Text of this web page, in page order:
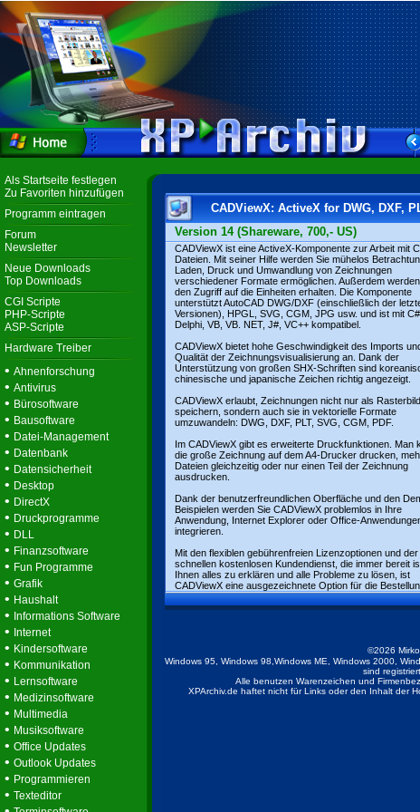
Als Startseite festlegen
Zu Favoriten hinzufügen
Programm eintragen
Forum
Newsletter
Neue Downloads
Top Downloads
CGI Scripte
PHP-Scripte
ASP-Scripte
Hardware Treiber
• Ahnenforschung
• Antivirus
• Bürosoftware
• Bausoftware
• Datei-Management
• Datenbank
• Datensicherheit
• Desktop
• DirectX
• Druckprogramme
• DLL
• Finanzsoftware
• Fun Programme
• Grafik
• Haushalt
• Informations Software
• Internet
• Kindersoftware
• Kommunikation
• Lernsoftware
• Medizinsoftware
• Multimedia
• Musiksoftware
• Office Updates
• Outlook Updates
• Programmieren
• Texteditor
CADViewX: ActiveX for DWG, DXF,
Version 14 (Shareware, 700,- US)
CADViewX ist eine ActiveX-Komponente zur Arbeit mit
Dateien. Mit seiner Hilfe werden Sie mühelos
Laden, Druck und Umwandlung von Zeichnungen
verschiedener Formate ermöglichen. Außerdem
den Zugriff auf die Einheiten erhalten. Die Komponente
unterstützt AutoCAD DWG/DXF (einschließlich der
Versionen), HPGL, SVG, CGM, JPG usw. und ist mit C#,
Delphi, VB, VB. NET, J#, VC++ kompatibel.
CADViewX bietet hohe Geschwindigkeit des Imports
Qualität der Zeichnungsvisualisierung an. Dank der
Unterstützung von großen SHX-Schriften sind
chinesische und japanische Zeichen richtig angezeigt.
CADViewX erlaubt, Zeichnungen nicht nur als
speichern, sondern auch sie in vektorielle Formate
umzuwandeln: DWG, DXF, PLT, SVG, CGM, PDF.
Im CADViewX gibt es erweiterte Druckfunktionen. Man
die große Zeichnung auf dem A4-Drucker drucken,
Dateien gleichzeitig oder nur einen Teil der Zeichnung
ausdrucken.
Dank der benutzerfreundlichen Oberfläche und den
Beispielen werden Sie CADViewX problemlos in Ihre
Anwendung, Internet Explorer oder Office-
integrieren.
Mit den flexiblen gebührenfreien Lizenzoptionen und der
schnellen kostenlosen Kundendienst, die immer bereit
Ihnen alles zu erklären und alle Probleme zu lösen, ist
CADViewX eine ausgezeichnete Option für die
©2026
Windows 95, Windows 98,Windows ME, Windows 2000,
sind
Alle benutzen Warenzeichen und
XPArchiv.de haftet nicht für Links oder den Inhalt der